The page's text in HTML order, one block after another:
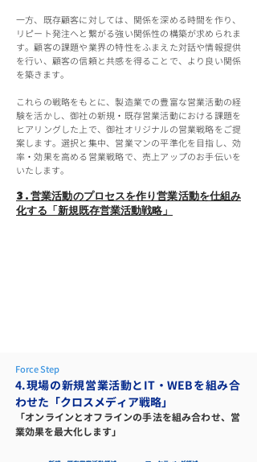
一方、既存顧客に対しては、関係を深める時間を作り、
リピート発注へと繋がる強い関係性の構築が求められま
す。顧客の課題や業界の特性をふまえた対話や情報提供
を行い、顧客の信頼と共感を得ることで、より良い関係
を築きます。
これらの戦略をもとに、製造業での豊富な営業活動の経
験を活かし、御社の新規・既存営業活動における課題を
ヒアリングした上で、御社オリジナルの営業戦略をご提
案します。選択と集中、営業マンの平準化を目指し、効
率・効果を高める営業戦略で、売上アップのお手伝いを
いたします。
3.営業活動のプロセスを作り営業活動を仕組み
化する「新規既存営業活動戦略」
Force Step
4.現場の新規営業活動とIT・WEBを組み合
わせた「クロスメディア戦略」
「オンラインとオフラインの手法を組み合わせ、営
業効果を最大化します」